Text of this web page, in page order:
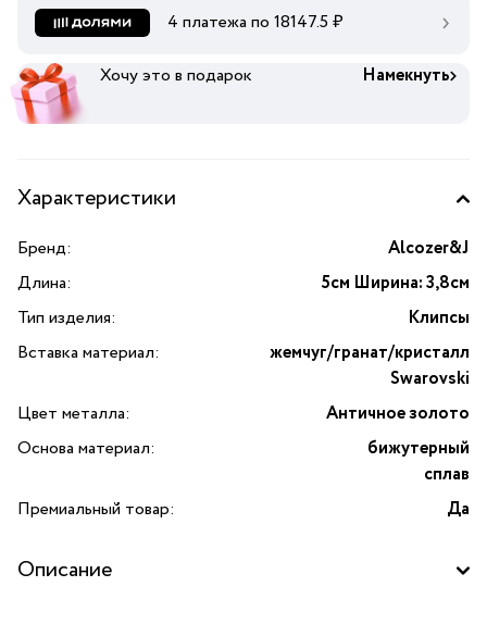
4 платежа по 18147.5 ₽
Хочу это в подарок Намекнуть
Характеристики
Бренд:
Alcozer&J
Длина:
5см Ширина: 3,8см
Тип изделия:
Клипсы
Вставка материал:
жемчуг/гранат/кристалл
Swarovski
Цвет металла:
Античное золото
Основа материал:
бижутерный
сплав
Премиальный товар:
Да
Описание